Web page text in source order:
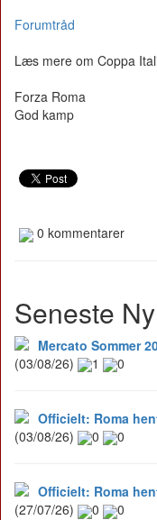
Forumtråd
Læs mere om Coppa
Forza Roma
God kamp
0 kommentarer
Seneste
Mercato Sommer
(03/08/26)
1 0
Officielt: Roma
(03/08/26)
0 0
Officielt: Roma
(27/07/26)
0 0